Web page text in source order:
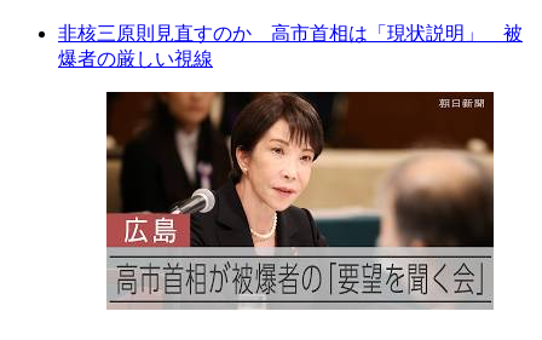
非核三原則見直すのか 高市首相は「現状説明」 被
爆者の厳しい視線